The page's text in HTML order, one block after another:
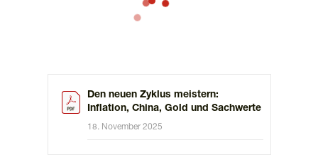
Den neuen Zyklus meistern:
Inflation, China, Gold und Sachwerte
18. November 2025